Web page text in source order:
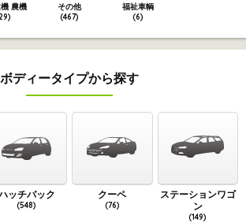
農機
その他
(467)
福祉車輌
(6)
ボディータイプから探す
ッチバック
(548)
クーペ
(76)
ステーションワゴ
ン
(149)